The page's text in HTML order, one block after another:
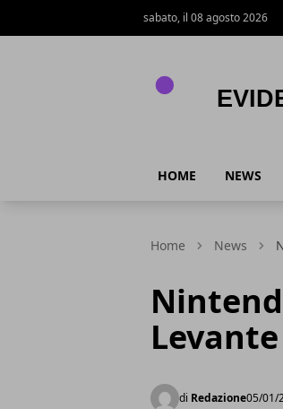
sabato, il 08 agosto 2026
HOME NEWS
Home News
Levante
di Redazione05/01/